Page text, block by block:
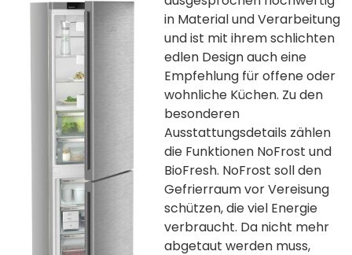
in Material und Verarbeitung
und ist mit ihrem schlichten
edlen Design auch eine
Empfehlung für offene oder
wohnliche Küchen. Zu den
besonderen
Ausstattungsdetails zählen
die Funktionen NoFrost und
BioFresh. NoFrost soll den
Gefrierraum vor Vereisung
schützen, die viel Energie
verbraucht. Da nicht mehr
abgetaut werden muss,